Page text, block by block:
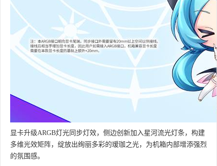
显卡升级ARGB灯光同步灯效，侧边创新加入星河流光灯条，构建
多维光效矩阵，绽放出绚丽多彩的瑷珈之光，为机箱内部增添强烈
的氛围感。